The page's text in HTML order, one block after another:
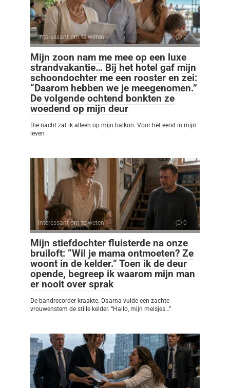
Interessant om te weten 0
Mijn zoon nam me mee op een luxe
strandvakantie… Bij het hotel gaf mijn
schoondochter me een rooster en zei:
“Daarom hebben we je meegenomen.”
De volgende ochtend bonkten ze
woedend op mijn deur
Die nacht zat ik alleen op mijn balkon. Voor het eerst in mijn
leven
Interessant om te weten 0
Mijn stiefdochter fluisterde na onze
bruiloft: “Wil je mama ontmoeten? Ze
woont in de kelder.” Toen ik de deur
opende, begreep ik waarom mijn man
er nooit over sprak
De bandrecorder kraakte. Daarna vulde een zachte
vrouwenstem de stille kelder. “Hallo, mijn meisjes…”